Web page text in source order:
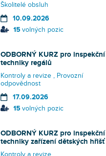
Školitelé obsluh
10.09.2026
15 volných pozic
ODBORNÝ KURZ pro inspekční
techniky regálů
Kontroly a revize
Provozní
odpovědnost
17.09.2026
15 volných pozic
ODBORNÝ KURZ pro inspekční
techniky zařízení dětských hřišť
Kontroly a revize